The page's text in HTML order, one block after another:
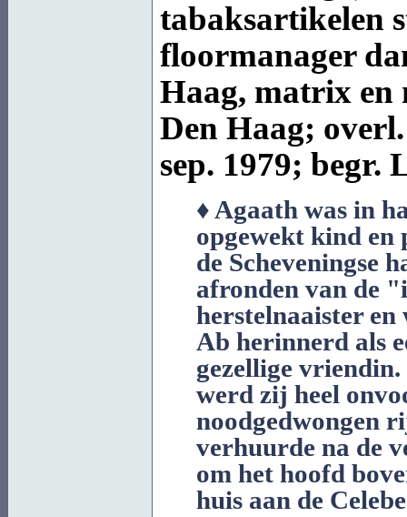
tabaksartikelen
floormanager
Haag, matrix en
Den Haag;
sep. 1979; begr.
♦ Agaath was in
opgewekt kind
de Scheveningse
afronden van de
herstelnaaister
Ab herinnerd als
gezellige
werd zij heel
noodgedwongen
verhuurde na de
om het hoofd
huis aan de